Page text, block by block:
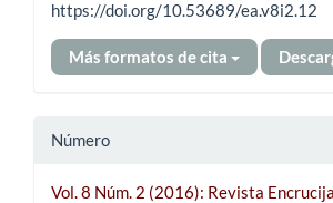
https://doi.org/10.53689/ea.v8i2.12
Más formatos de cita
Número
Vol. 8 Núm. 2 (2016): Revista